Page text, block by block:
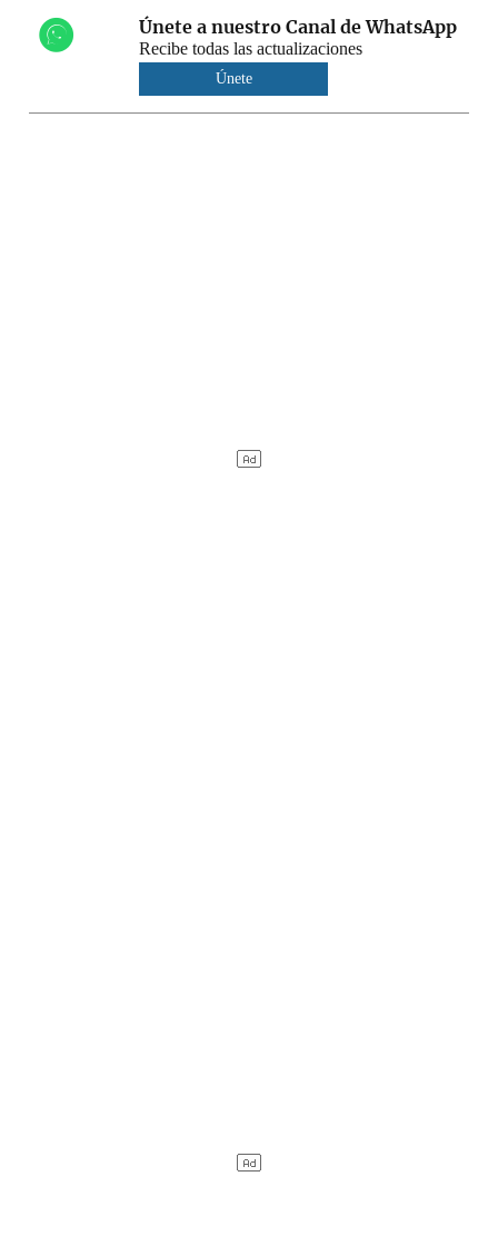
Únete a nuestro Canal de WhatsApp
Recibe todas las actualizaciones
Únete